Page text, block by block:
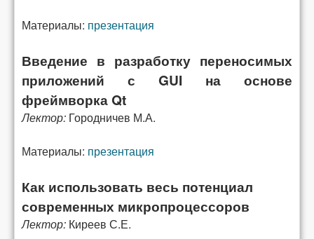
Материалы: презентация
Введение в разработку переносимых
приложений с GUI на основе
фреймворка Qt
Лектор: Городничев М.А.
Материалы: презентация
Как использовать весь потенциал
современных микропроцессоров
Лектор: Киреев С.Е.